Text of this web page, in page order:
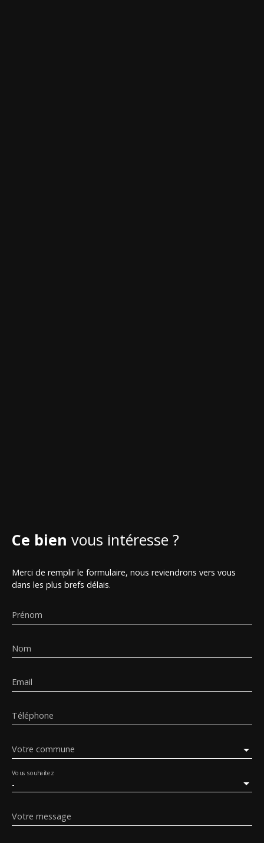
Ce bien vous intéresse ?
Merci de remplir le formulaire, nous reviendrons vers vous
dans les plus brefs délais.
Prénom
Nom
Email
Téléphone
Votre commune
-
Vous souhaitez
Votre message